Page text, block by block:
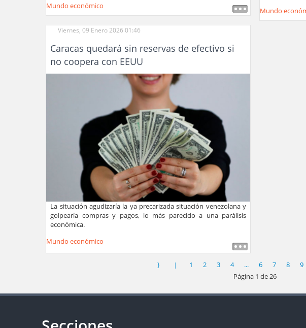
Mundo económico
Mundo
Viernes, 09 Enero 2026 01:46
Caracas quedará sin reservas de efectivo si
no coopera con EEUU
La situación agudizaría la ya precarizada situación venezolana y
golpearía compras y pagos, lo más parecido a una parálisis
económica.
Mundo económico
1 2 3 4 ... 6 7 8 9
Página 1 de 26